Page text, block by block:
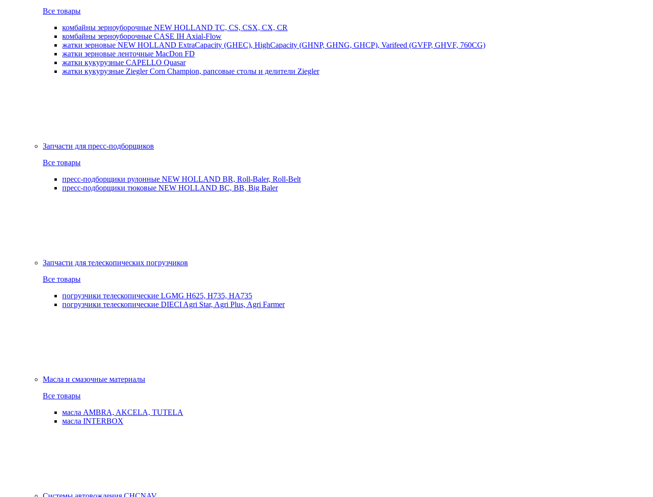
Все товары
комбайны зерноуборочные NEW HOLLAND TC, CS, CSX, CX, CR
комбайны зерноуборочные CASE IH Axial-Flow
жатки зерновые NEW HOLLAND ExtraCapacity (GHEC), HighCapacity (GHNP, GHNG, GHCP), Varifeed (GVFP, GHVF, 760CG)
жатки зерновые ленточные MacDon FD
жатки кукурузные CAPELLO Quasar
жатки кукурузные Ziegler Corn Champion, рапсовые столы и делители Ziegler
Запчасти для пресс-подборщиков
Все товары
пресс-подборщики рулонные NEW HOLLAND BR, Roll-Baler, Roll-Belt
пресс-подборщики тюковые NEW HOLLAND BC, BB, Big Baler
Запчасти для телескопических погрузчиков
Все товары
погрузчики телескопические LGMG H625, H735, HA735
погрузчики телескопические DIECI Agri Star, Agri Plus, Agri Farmer
Масла и смазочные материалы
Все товары
масла AMBRA, AKCELA, TUTELA
масла INTERBOX